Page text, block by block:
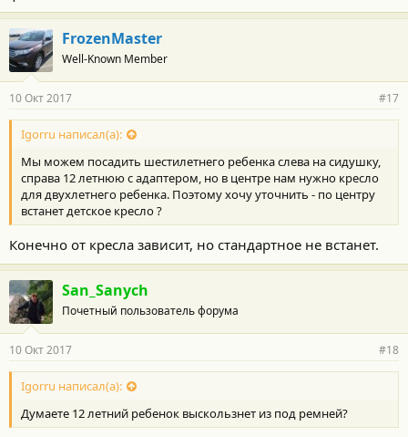
FrozenMaster
Well-Known Member
10 Окт 2017 #17
Igorru написал(а):
Мы можем посадить шестилетнего ребенка слева на сидушку,
справа 12 летнюю с адаптером, но в центре нам нужно кресло
для двухлетнего ребенка. Поэтому хочу уточнить - по центру
встанет детское кресло ?
Конечно от кресла зависит, но стандартное не встанет.
San_Sanych
Почетный пользователь форума
10 Окт 2017 #18
Igorru написал(а):
Думаете 12 летний ребенок выскользнет из под ремней?